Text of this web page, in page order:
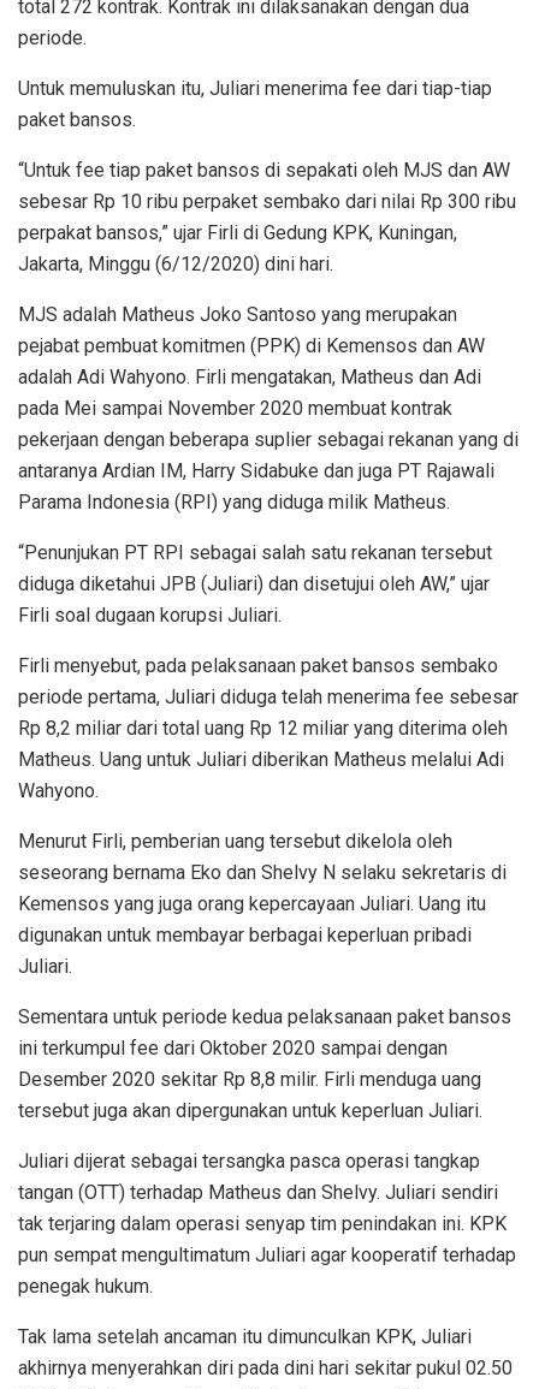
total 272 kontrak. Kontrak ini dilaksanakan dengan dua
periode.
Untuk memuluskan itu, Juliari menerima fee dari tiap-tiap
paket bansos.
“Untuk fee tiap paket bansos di sepakati oleh MJS dan AW
sebesar Rp 10 ribu perpaket sembako dari nilai Rp 300 ribu
perpakat bansos,” ujar Firli di Gedung KPK, Kuningan,
Jakarta, Minggu (6/12/2020) dini hari.
MJS adalah Matheus Joko Santoso yang merupakan
pejabat pembuat komitmen (PPK) di Kemensos dan AW
adalah Adi Wahyono. Firli mengatakan, Matheus dan Adi
pada Mei sampai November 2020 membuat kontrak
pekerjaan dengan beberapa suplier sebagai rekanan yang di
antaranya Ardian IM, Harry Sidabuke dan juga PT Rajawali
Parama Indonesia (RPI) yang diduga milik Matheus.
“Penunjukan PT RPI sebagai salah satu rekanan tersebut
diduga diketahui JPB (Juliari) dan disetujui oleh AW,” ujar
Firli soal dugaan korupsi Juliari.
Firli menyebut, pada pelaksanaan paket bansos sembako
periode pertama, Juliari diduga telah menerima fee sebesar
Rp 8,2 miliar dari total uang Rp 12 miliar yang diterima oleh
Matheus. Uang untuk Juliari diberikan Matheus melalui Adi
Wahyono.
Menurut Firli, pemberian uang tersebut dikelola oleh
seseorang bernama Eko dan Shelvy N selaku sekretaris di
Kemensos yang juga orang kepercayaan Juliari. Uang itu
digunakan untuk membayar berbagai keperluan pribadi
Juliari.
Sementara untuk periode kedua pelaksanaan paket bansos
ini terkumpul fee dari Oktober 2020 sampai dengan
Desember 2020 sekitar Rp 8,8 milir. Firli menduga uang
tersebut juga akan dipergunakan untuk keperluan Juliari.
Juliari dijerat sebagai tersangka pasca operasi tangkap
tangan (OTT) terhadap Matheus dan Shelvy. Juliari sendiri
tak terjaring dalam operasi senyap tim penindakan ini. KPK
pun sempat mengultimatum Juliari agar kooperatif terhadap
penegak hukum.
Tak lama setelah ancaman itu dimunculkan KPK, Juliari
akhirnya menyerahkan diri pada dini hari sekitar pukul 02.50